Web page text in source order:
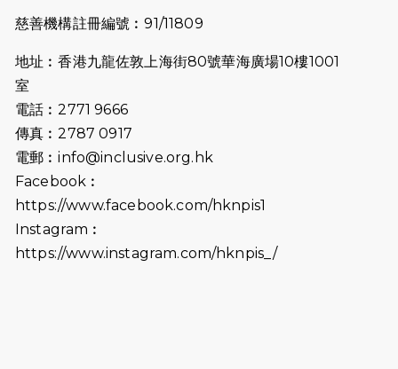
2026-07-09
猛龍長跑隊恆常練習 - 7月9日（19:00
2026-07-02
2026-06-25
（19:00開始）
2026-06-18
猛龍長跑隊恆常練習 - 6月18日
2026-06-11
猛龍長跑隊恆常練習 - 6月11日（19:00
慈善機構註冊編號︰91/11809
地址︰香港九龍佐敦上海街80號華海廣場10樓1001
室
電話︰2771 9666
傳真︰2787 0917
電郵︰info@inclusive.org.hk
Facebook︰
https://www.facebook.com/hknpis1
Instagram︰
https://www.instagram.com/hknpis_/